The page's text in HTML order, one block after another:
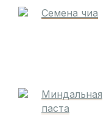
Семена чиа
Миндальная
паста